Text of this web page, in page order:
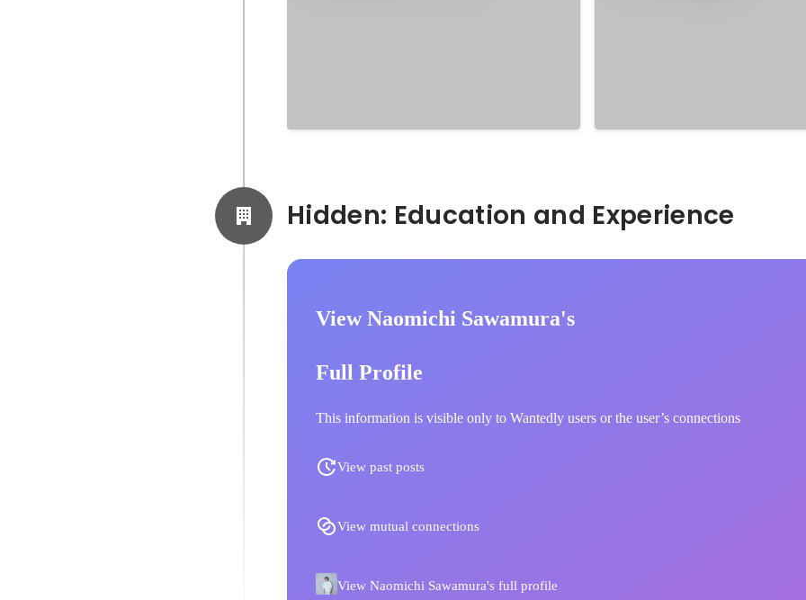
View Naomichi Sawamura's
Full Profile
This information is visible only to Wantedly users or the user’s connections
View past posts
View mutual connections
View Naomichi Sawamura's full profile